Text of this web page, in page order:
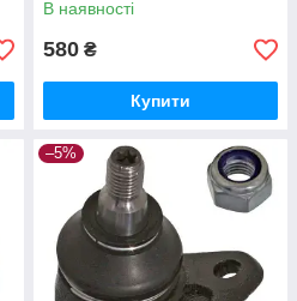
В наявності
580 ₴
Купити
–5%